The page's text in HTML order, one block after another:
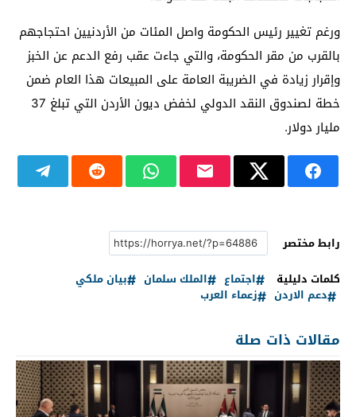
ورغم تغيير رئيس الحكومة واصل المئات من الأردنيين احتجاجهم
بالقرب من مقر الحكومة، والتي جاءت عقب رفع الدعم عن الخبز
وإقرار زيادة في الضريبة العامة على المبيعات هذا العام ضمن
خطة لصندوق النقد الدولي لخفض ديون الأردن التي تبلغ 37
مليار دولار.
رابط مختصر
كلمات دليلية
اجتماع الملك سلمان
بيان ملكي
دعم الاردن
زعماء العرب
مقالات ذات صلة